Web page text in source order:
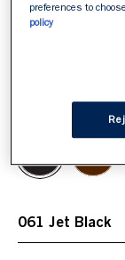
061 Jet Black
preferences to
policy